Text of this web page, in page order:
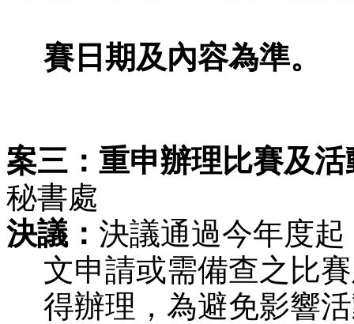
賽日期及內容為準。
案三：重申辦理比賽
秘書處
決議： 決議通過今年度起
文申請或需備查之比
得辦理 ，為避免影響